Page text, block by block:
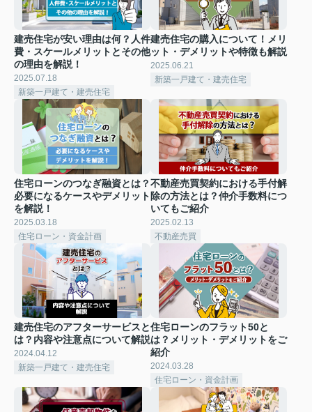
建売住宅が安い理由は何？人件
費・スケールメリットとその他
の理由を解説！
2025.07.18
新築一戸建て・建売住宅
建売住宅の購入について！メリ
ット・デメリットや特徴も解説
2025.06.21
新築一戸建て・建売住宅
住宅ローンのつなぎ融資とは？
必要になるケースやデメリット
を解説！
2025.03.18
住宅ローン・資金計画
不動産売買契約における手付解
除の方法とは？仲介手数料につ
いてもご紹介
2025.02.13
不動産売買
建売住宅のアフターサービスと
は？内容や注意点について解説
2024.04.12
新築一戸建て・建売住宅
住宅ローンのフラット50と
は？メリット・デメリットをご
紹介
2024.03.28
住宅ローン・資金計画